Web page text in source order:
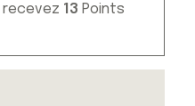
13 Points